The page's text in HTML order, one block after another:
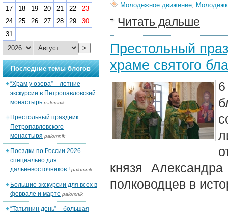
Молодежное движение,
Читать дальше
Престольный
храме святого
князя
полководцев в
17
18 19 20 21 22
23
24
25 26 27 28 29
30
31
>
Последние темы блогов
“Храм у озера” – летние
экскурсии в Петропавловский
монастырь palomnik
Престольный праздник
Петропавловского
монастыря palomnik
Поездки по России 2026 –
специально для
дальневосточников ! palomnik
Большие экскурсии для всех в
феврале и марте palomnik
“Татьянин день” – большая